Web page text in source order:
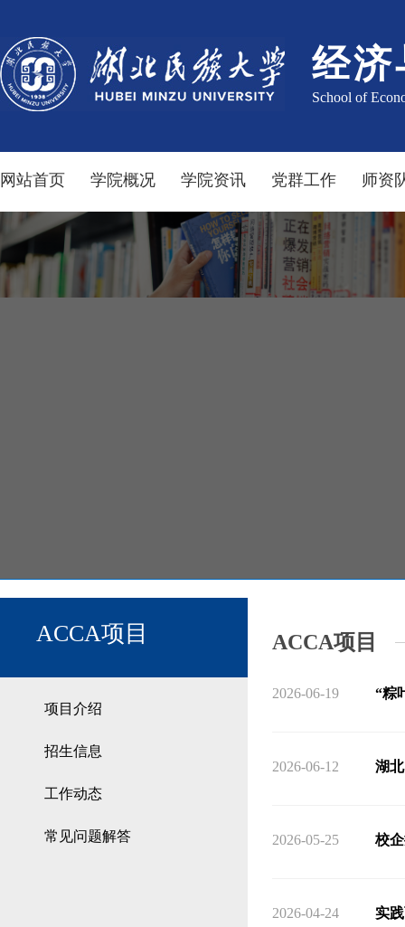
经济
School of
网站首页 学院概况 学院资讯 党群工作 师资
ACCA项目
项目介绍
招生信息
工作动态
常见问题解答
ACCA项目
2026-06-19 “粽
2026-06-12 湖
2026-05-25 校
2026-04-24 实